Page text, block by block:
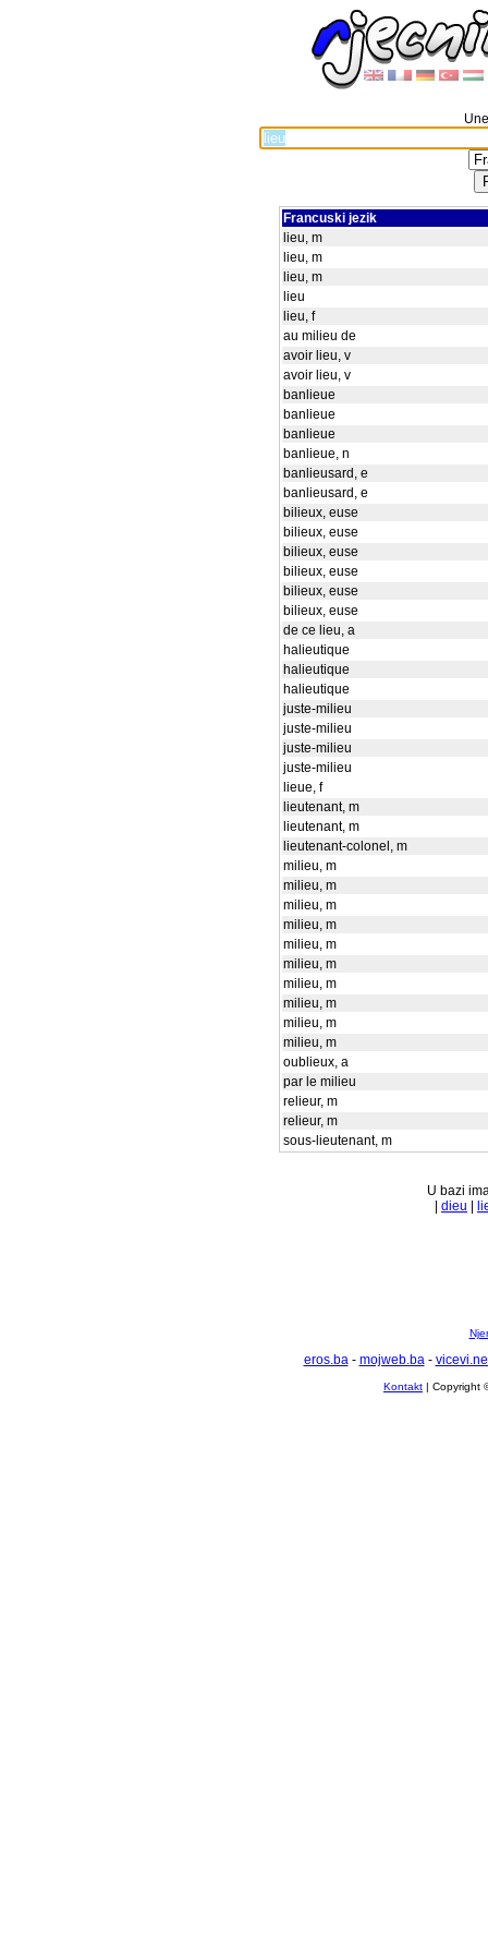
Francuski jezik
lieu, m
lieu, m
lieu, m
lieu
lieu, f
au milieu de
avoir lieu, v
avoir lieu, v
banlieue
banlieue
banlieue
banlieue, n
banlieusard, e
banlieusard, e
bilieux, euse
bilieux, euse
bilieux, euse
bilieux, euse
bilieux, euse
bilieux, euse
de ce lieu, a
halieutique
halieutique
halieutique
juste-milieu
juste-milieu
juste-milieu
juste-milieu
lieue, f
lieutenant, m
lieutenant, m
lieutenant-colonel, m
milieu, m
milieu, m
milieu, m
milieu, m
milieu, m
milieu, m
milieu, m
milieu, m
milieu, m
milieu, m
oublieux, a
par le milieu
relieur, m
relieur, m
sous-lieutenant, m
U bazi
dieu
eros.ba- mojweb.ba-
Kontakt | Copyright